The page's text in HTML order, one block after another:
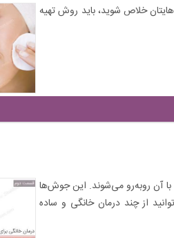
خلاص شوید، باید روش تهیه
با آن روبه‌رو می‌شوند. این جوش‌ها
از چند درمان خانگی و ساده